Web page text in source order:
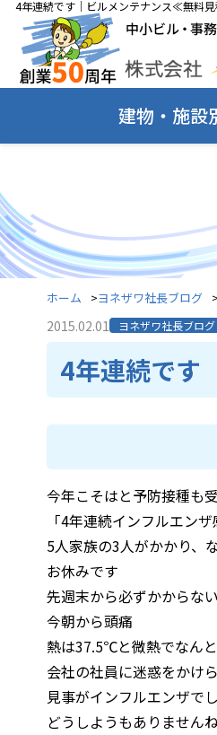
4年連続です｜ビルメンテナンス≪無料
建物・施設
ホーム ヨネザワ社長ブログ
2015.02.01 ヨネザワ社長ブログ
4年連続です
今年こそはと予防接種も
「4年連続インフルエンザ
5人家族の3人がかかり、
お休みです
先週末から必ずかからな
今朝から頭痛
熱は37.5℃と微熱でなん
会社の社員に迷惑をかけ
見事がインフルエンザで
どうしようもありません